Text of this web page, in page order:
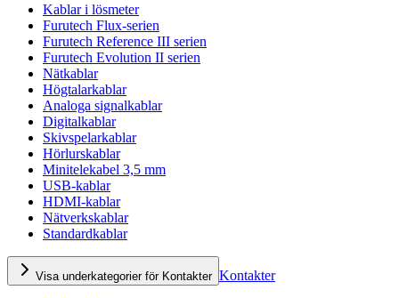
Kablar i lösmeter
Furutech Flux-serien
Furutech Reference III serien
Furutech Evolution II serien
Nätkablar
Högtalarkablar
Analoga signalkablar
Digitalkablar
Skivspelarkablar
Hörlurskablar
Minitelekabel 3,5 mm
USB-kablar
HDMI-kablar
Nätverkskablar
Standardkablar
Visa underkategorier för Kontakter Kontakter